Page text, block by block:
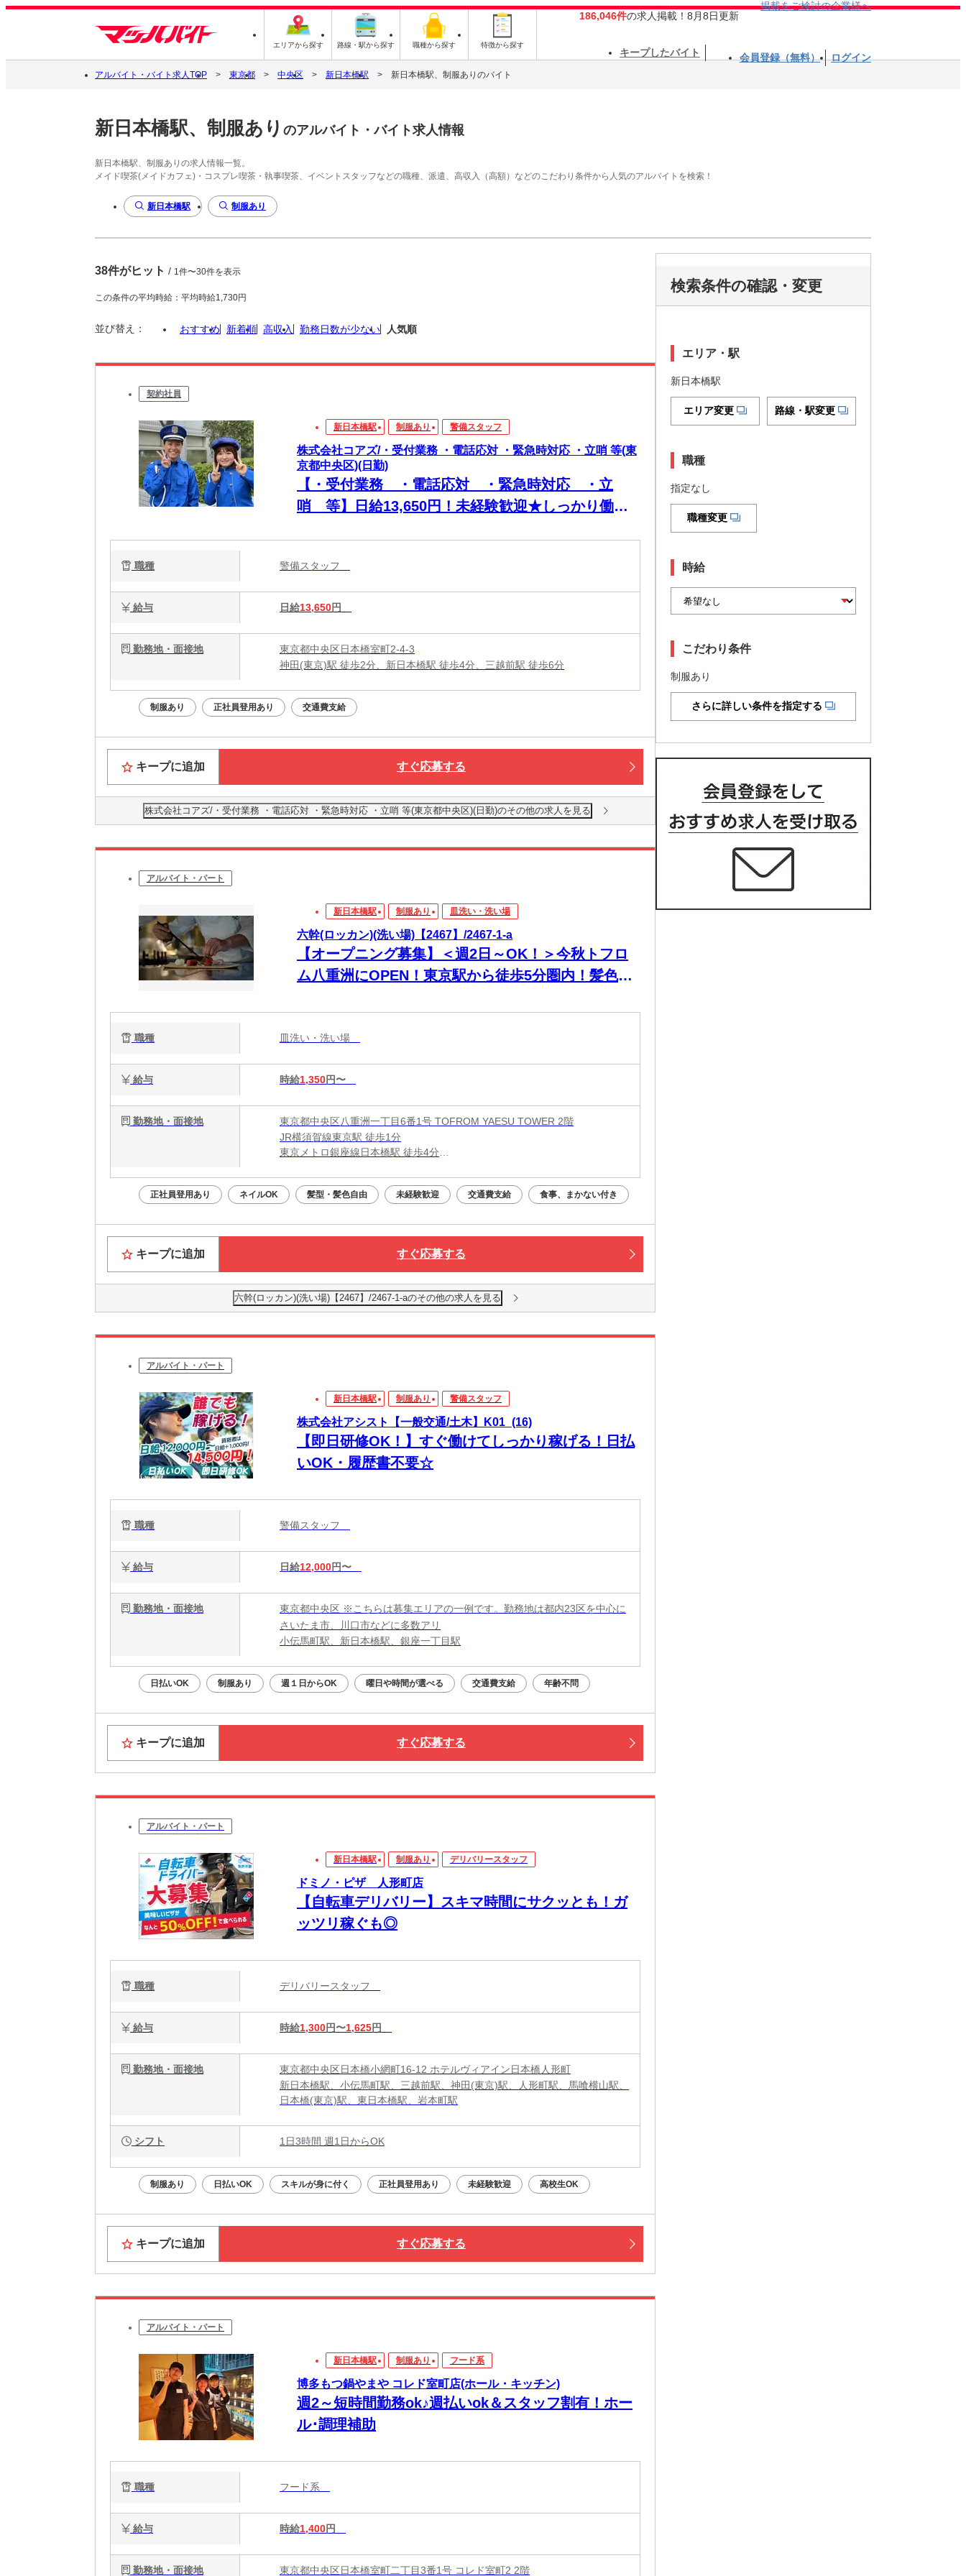
エリアから探す 路線・駅から探す 職種から探す 特徴から探す
186,046件の求人掲載！8月8日更新
掲載をご検討の企業様へ
キープしたバイト 会員登録（無料） ログイン
アルバイト・バイト求人TOP 東京都 中央区 新日本橋駅 新日本橋駅、制服ありのバイト
新日本橋駅、制服あり のアルバイト・バイト求人情報
新日本橋駅、制服ありの求人情報一覧。
メイド喫茶(メイドカフェ)・コスプレ喫茶・執事喫茶、イベントスタッフなどの職種、派遣、高収入（高額）などのこだわり条件から人気のアルバイトを検索！
新日本橋駅 制服あり
38件がヒット / 1件〜30件を表示
この条件の平均時給：平均時給1,730円
並び替え： おすすめ 新着順 高収入 勤務日数が少ない 人気順
契約社員
新日本橋駅 制服あり 警備スタッフ
株式会社コアズ/・受付業務 ・電話応対 ・緊急時対応 ・立哨 等(東
京都中央区)(日勤)
【・受付業務 ・電話応対 ・緊急時対応 ・立
哨 等】日給13,650円！未経験歓迎★しっかり働い
職種 警備スタッフ
給与 日給13,650円
勤務地・面接地
東京都中央区日本橋室町2-4-3
神田(東京)駅 徒歩2分、新日本橋駅 徒歩4分、三越前駅 徒歩6分
制服あり 正社員登用あり 交通費支給
キープに追加 すぐ応募する
株式会社コアズ/・受付業務 ・電話応対 ・緊急時対応 ・立哨 等(東京都中央区)(日勤)のその他の求人を見る
アルバイト・パート
新日本橋駅 制服あり 皿洗い・洗い場
六幹(ロッカン)(洗い場)【2467】/2467-1-a
【オープニング募集】＜週2日～OK！＞今秋トフロ
ム八重洲にOPEN！東京駅から徒歩5分圏内！髪色自
職種 皿洗い・洗い場
給与 時給1,350円〜
勤務地・面接地
東京都中央区八重洲一丁目6番1号 TOFROM YAESU TOWER 2階
JR横須賀線東京駅 徒歩1分
東京メトロ銀座線日本橋駅 徒歩4分
正社員登用あり ネイルOK 髪型・髪色自由 未経験歓迎 交通費支給 食事、まかない付き
キープに追加 すぐ応募する
六幹(ロッカン)(洗い場)【2467】/2467-1-aのその他の求人を見る
アルバイト・パート
新日本橋駅 制服あり 警備スタッフ
株式会社アシスト【一般交通/土木】K01_(16)
【即日研修OK！】すぐ働けてしっかり稼げる！日払
いOK・履歴書不要☆
職種 警備スタッフ
給与 日給12,000円〜
勤務地・面接地
東京都中央区 ※こちらは募集エリアの一例です。勤務地は都内23区を中心に
さいたま市、川口市などに多数アリ
小伝馬町駅、新日本橋駅、銀座一丁目駅
日払いOK 制服あり 週１日からOK 曜日や時間が選べる 交通費支給 年齢不問
キープに追加 すぐ応募する
アルバイト・パート
新日本橋駅 制服あり デリバリースタッフ
ドミノ・ピザ 人形町店
【自転車デリバリー】スキマ時間にサクッとも！ガ
ッツリ稼ぐも◎
職種 デリバリースタッフ
給与 時給1,300円〜1,625円
勤務地・面接地
東京都中央区日本橋小網町16-12 ホテルヴィアイン日本橋人形町
新日本橋駅、小伝馬町駅、三越前駅、神田(東京)駅、人形町駅、馬喰横山駅、
日本橋(東京)駅、東日本橋駅、岩本町駅
シフト 1日3時間 週1日からOK
制服あり 日払いOK スキルが身に付く 正社員登用あり 未経験歓迎 高校生OK
キープに追加 すぐ応募する
アルバイト・パート
新日本橋駅 制服あり フード系
博多もつ鍋やまや コレド室町店(ホール・キッチン)
週2～短時間勤務ok♪週払いok＆スタッフ割有！ホー
ル･調理補助
職種 フード系
給与 時給1,400円
勤務地・面接地 東京都中央区日本橋室町二丁目3番1号 コレド室町2 2階
検索条件の確認・変更
エリア・駅
新日本橋駅
エリア変更 路線・駅変更
職種
指定なし
職種変更
時給
こだわり条件
制服あり
さらに詳しい条件を指定する